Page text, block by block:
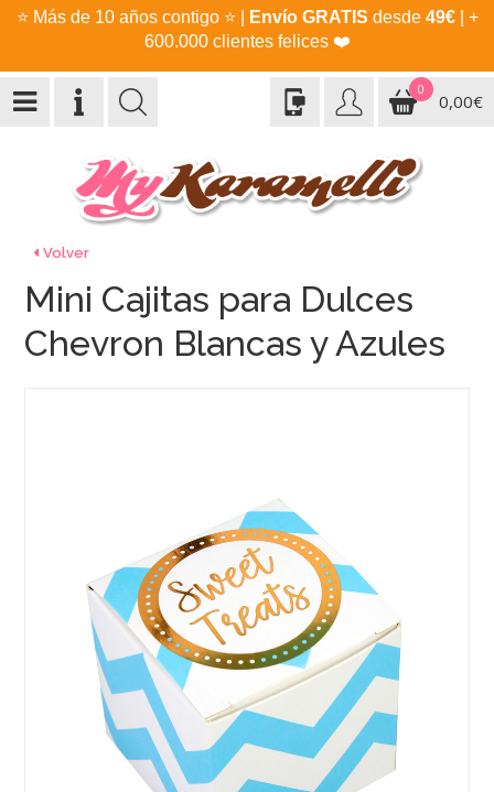
⭐ Más de 10 años contigo ⭐ Envío GRATIS desde 49€| +
600.000 clientes felices ❤️
0
0,00€
Volver
Mini Cajitas para Dulces
Chevron Blancas y Azules